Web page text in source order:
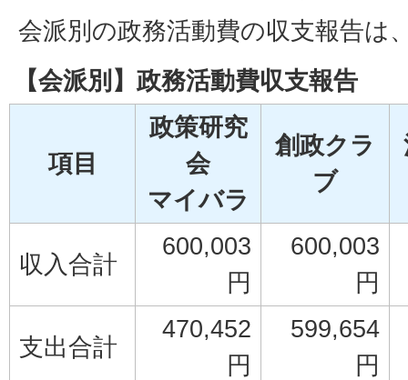
会派別の政務活動費の収支報告は
【会派別】政務活動費収支報告
項目
政策研究
会
マイバラ
創政クラ
ブ
収入合計
600,003
円
600,003
円
支出合計
470,452
円
599,654
円